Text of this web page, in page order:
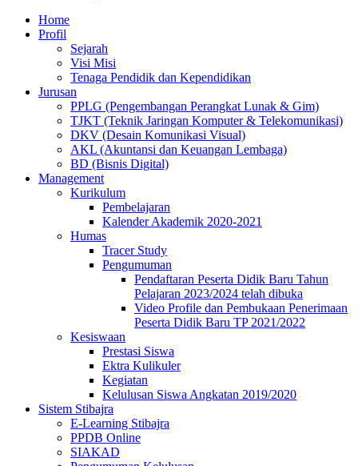
Home
Profil
Sejarah
Visi Misi
Tenaga Pendidik dan Kependidikan
Jurusan
PPLG (Pengembangan Perangkat Lunak & Gim)
TJKT (Teknik Jaringan Komputer & Telekomunikasi)
DKV (Desain Komunikasi Visual)
AKL (Akuntansi dan Keuangan Lembaga)
BD (Bisnis Digital)
Management
Kurikulum
Pembelajaran
Kalender Akademik 2020-2021
Humas
Tracer Study
Pengumuman
Pendaftaran Peserta Didik Baru Tahun
Pelajaran 2023/2024 telah dibuka
Video Profile dan Pembukaan Penerimaan
Peserta Didik Baru TP 2021/2022
Kesiswaan
Prestasi Siswa
Ektra Kulikuler
Kegiatan
Kelulusan Siswa Angkatan 2019/2020
Sistem Stibajra
E-Learning Stibajra
PPDB Online
SIAKAD